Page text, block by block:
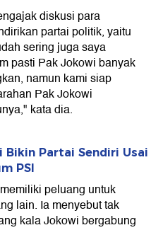
diskusi para
partai politik, yaitu
sering juga saya
pasti Pak Jokowi banyak
namun kami siap
Pak Jokowi
kata dia.
Bikin Partai Sendiri Usai
PSI
peluang untuk
lain. Ia menyebut tak
kala Jokowi bergabung